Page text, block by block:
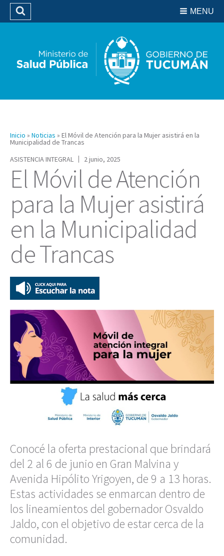
Biblioteca
MENU
Buscar
Inicio » Noticias » El Móvil de Atención para la Mujer asistirá en la
Municipalidad de Trancas
ASISTENCIA INTEGRAL
2 junio, 2025
El Móvil de Atención
para la Mujer asistirá
en la Municipalidad
de Trancas
Conocé la oferta prestacional que brindará
del 2 al 6 de junio en Gran Malvina y
Avenida Hipólito Yrigoyen, de 9 a 13 horas.
Estas actividades se enmarcan dentro de
los lineamientos del gobernador Osvaldo
Jaldo, con el objetivo de estar cerca de la
comunidad.